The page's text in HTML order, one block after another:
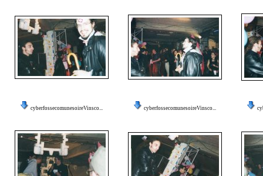
cyberfossecomunesoireVinsco... cyberfossecomunesoireVinsco...